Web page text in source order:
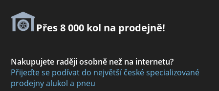
Přes 8 000 kol na prodejně!
Nakupujete raději osobně než na internetu?
Přijeďte se podívat do největší české specializované
prodejny alukol a pneu